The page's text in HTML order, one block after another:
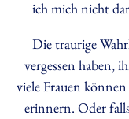
ich mich nicht
Die traurige
vergessen haben,
viele Frauen
erinnern. Oder